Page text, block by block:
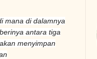
mana di dalamnya
antara tiga
menyimpan